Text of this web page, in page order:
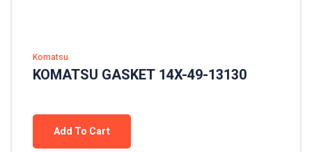
Komatsu
KOMATSU GASKET 14X-49-13130
Add To Cart